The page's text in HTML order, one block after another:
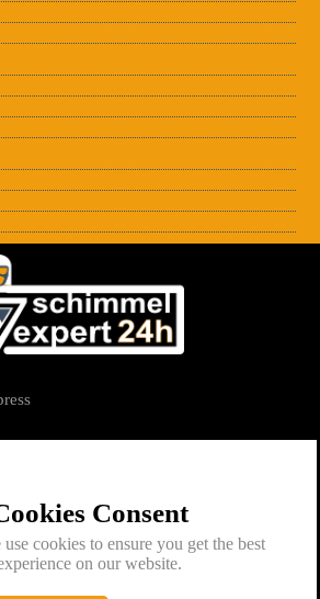
Consent
cookies to ensure you get the best
on our website.